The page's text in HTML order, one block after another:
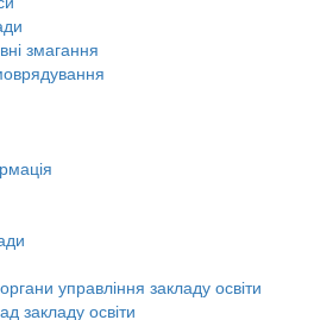
змагання
управління закладу освіти
закладу освіти